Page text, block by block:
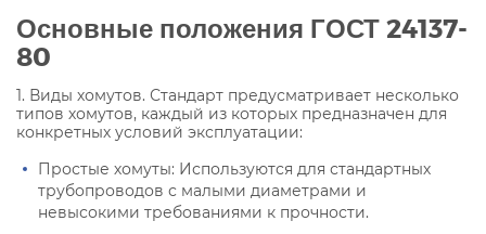
Основные положения ГОСТ 24137-
80
1. Виды хомутов. Стандарт предусматривает несколько
типов хомутов, каждый из которых предназначен для
конкретных условий эксплуатации:
Простые хомуты: Используются для стандартных
трубопроводов с малыми диаметрами и
невысокими требованиями к прочности.